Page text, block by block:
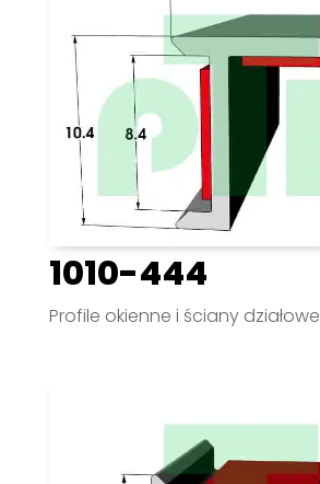
1010-444
Profile okienne i ściany działowe